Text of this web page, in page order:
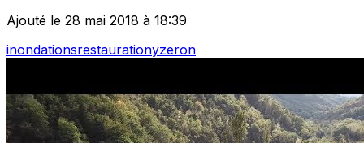
Ajouté le 28 mai 2018 à 18:39
inondationsrestaurationyzeron